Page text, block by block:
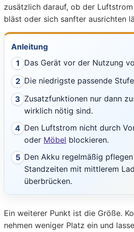
zusätzlich darauf, ob der
bläst oder sich sanfter ausrichten
Anleitung
1 Das Gerät vor der Nutzung
2 Die niedrigste passende
3 Zusatzfunktionen nur dann
wirklich nötig sind.
4 Den Luftstrom nicht durch
oder Möbel blockieren.
5 Den Akku regelmäßig
Standzeiten mit mittlerem
überbrücken.
Ein weiterer Punkt ist die Größe.
nehmen weniger Platz ein und